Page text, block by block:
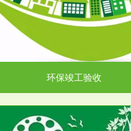
环保竣工验收
排污许可证
排污许可申报咨询：（排污许可证
人民共和国环境保护法》